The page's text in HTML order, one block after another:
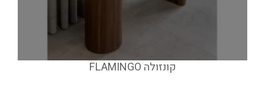
קונזולה FLAMINGO